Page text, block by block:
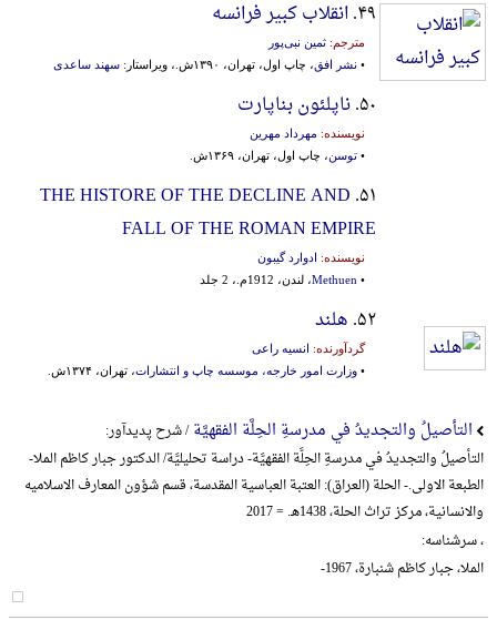
۴۹. انقلاب کبیر فرانسه
مترجم: ثمین نبی‌پور
• نشر افق، چاپ اول، تهران، ۱۳۹۰ش.، ویراستار: سهند ساعدی
۵۰. ناپلئون بناپارت
نویسنده: مهرداد مهرین
• توسن، چاپ اول، تهران، ۱۳۶۹ش.
۵۱. THE HISTORE OF THE DECLINE AND
FALL OF THE ROMAN EMPIRE
نویسنده: ادوارد گیبون
•
Methuen، لندن، 1912م.، 2 جلد
۵۲. هلند
گردآورنده: انسیه راعی
• وزارت امور خارجه، موسسه‌ چاپ‌ و انتشارات‌، تهران، ۱۳۷۴ش.
التأصیلُ والتجدیدُ في مدرسةِ الحِلَّة الفقهیَّة/ شرح پدیدآور:
التأصیلُ والتجدیدُ في مدرسةِ الحِلَّة الفقهیَّة- دراسة تحلیلیَّة/ الدکتور جبار کاظم الملا-
الطبعة الاولی.- الحلة (العراق): العتبة العباسیة المقدسة، قسم شؤون المعارف الاسلامیه
والانسانیة، مرکز تراث الحلة، 1438هـ. = 2017
، سرشناسه:
الملا، جبار کاظم شنبارة، 1967-